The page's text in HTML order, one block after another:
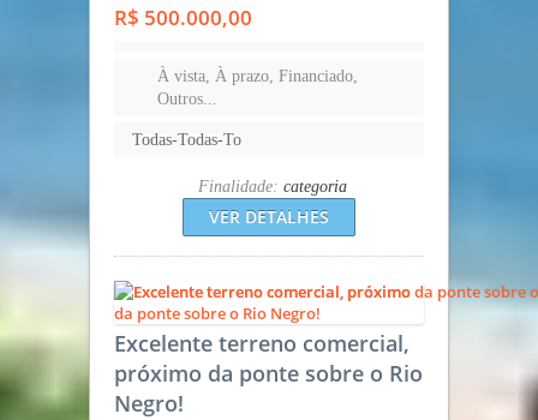
R$ 500.000,00
À vista, À prazo, Financiado,
Outros...
Todas-Todas-To
Finalidade: categoria
VER DETALHES
Excelente terreno comercial,
próximo da ponte sobre o Rio
Negro!